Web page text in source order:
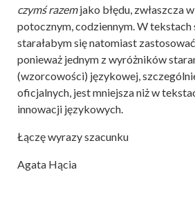
czymś razemjako błędu, zwłaszcza
potocznym, codziennym. W tekstach
starałabym się natomiast
ponieważ jednym z wyróżników
(wzorcowości) językowej,
oficjalnych, jest mniejsza niż w
innowacji językowych.
Łączę wyrazy szacunku
Agata Hącia